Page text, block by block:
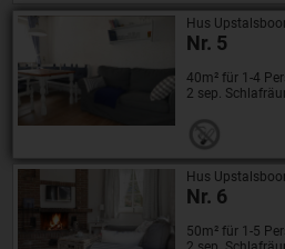
Hus
Nr. 5
40m² für 1-4
2 sep.
Hus
Nr. 6
50m² für 1-5